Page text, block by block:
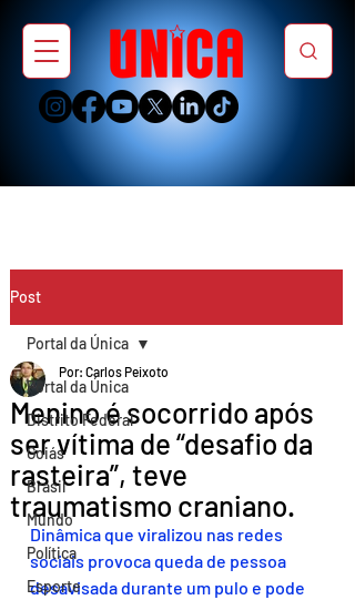
Post
Portal da Única
Distrito Federal
Goiás
Brasil
Mundo
Política
Esporte
Portal da Única
Menino é socorrido após
ser vítima de “desafio da
rasteira”, teve
traumatismo craniano.
Por: Carlos Peixoto
Dinâmica que viralizou nas redes
sociais provoca queda de pessoa
desavisada durante um pulo e pode